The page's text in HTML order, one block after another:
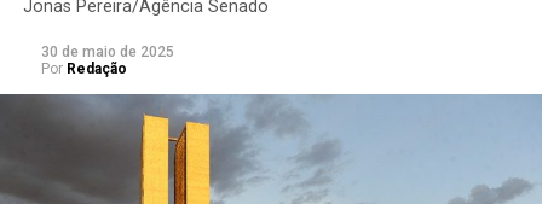
Jonas Pereira/Agência Senado
30 de maio de 2025
Por Redação